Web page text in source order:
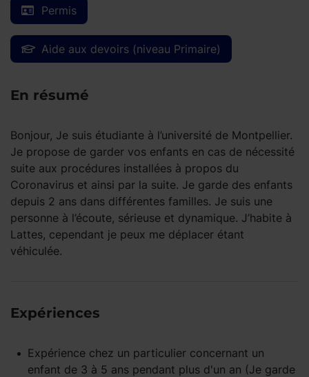
Permis
Aide aux devoirs (niveau Primaire)
En résumé
Bonjour, Je suis étudiante à l’université de Montpellier.
Je propose de garder vos enfants en cas de nécessité
suite aux procédures installées à propos du
Coronavirus et ainsi par la suite. Je garde des enfants
depuis 2 ans dans différentes familles. Je suis une
personne à l’écoute, sérieuse et dynamique. J’habite à
Lattes, cependant je peux me déplacer étant
véhiculée.
Expériences
Expérience chez un particulier concernant un
enfant de 3 à 5 ans pendant plus d'un an (Je garde